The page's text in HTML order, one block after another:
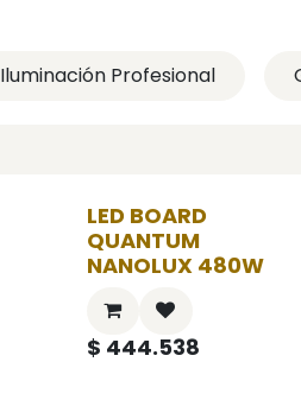
Iluminación Profesional
LED BOARD
QUANTUM
NANOLUX 480W
$ 444.538